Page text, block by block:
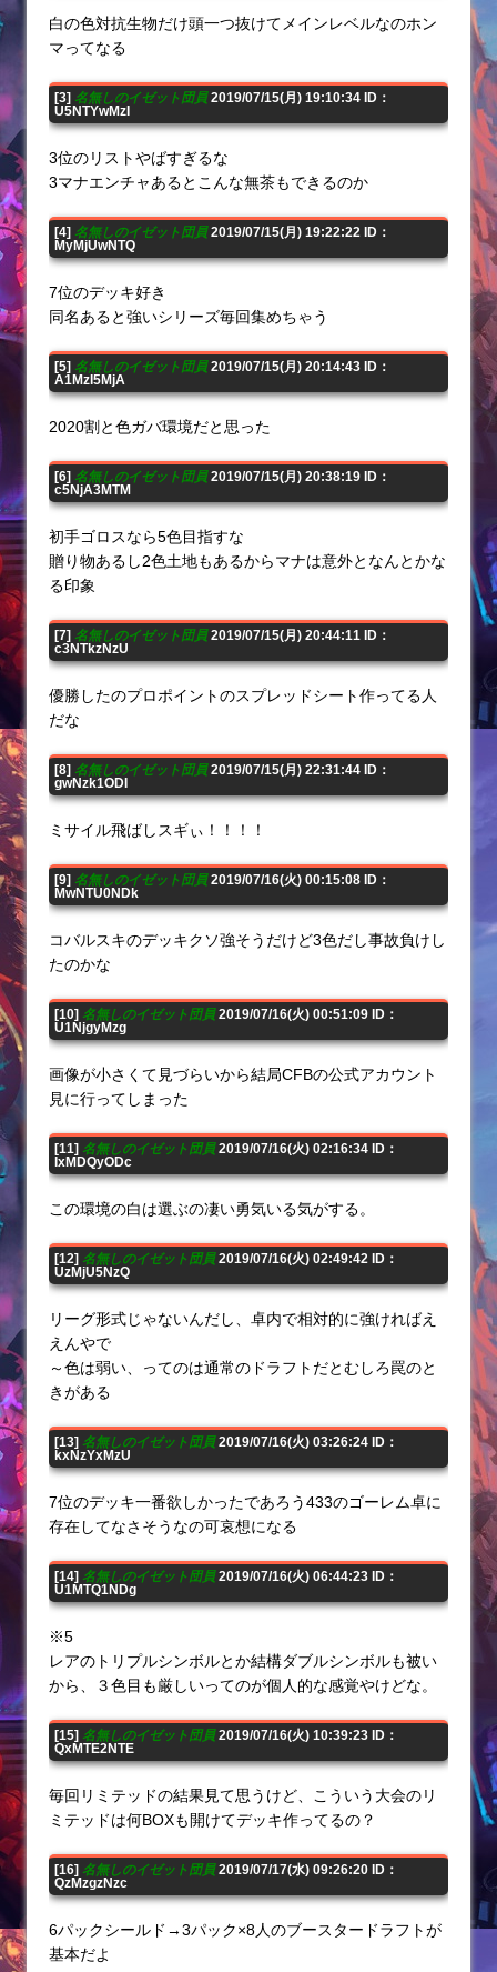
白の色対抗生物だけ頭一つ抜けてメインレベルなのホン
マってなる
[3] 名無しのイゼット団員2019/07/15(月) 19:10:34 ID：
U5NTYwMzI
3位のリストやばすぎるな
3マナエンチャあるとこんな無茶もできるのか
[4] 名無しのイゼット団員2019/07/15(月) 19:22:22 ID：
MyMjUwNTQ
7位のデッキ好き
同名あると強いシリーズ毎回集めちゃう
[5] 名無しのイゼット団員2019/07/15(月) 20:14:43 ID：
A1MzI5MjA
2020割と色ガバ環境だと思った
[6] 名無しのイゼット団員2019/07/15(月) 20:38:19 ID：
c5NjA3MTM
初手ゴロスなら5色目指すな
贈り物あるし2色土地もあるからマナは意外となんとかな
る印象
[7] 名無しのイゼット団員2019/07/15(月) 20:44:11 ID：
c3NTkzNzU
優勝したのプロポイントのスプレッドシート作ってる人
だな
[8] 名無しのイゼット団員2019/07/15(月) 22:31:44 ID：
gwNzk1ODI
ミサイル飛ばしスギぃ！！！！
[9] 名無しのイゼット団員2019/07/16(火) 00:15:08 ID：
MwNTU0NDk
コバルスキのデッキクソ強そうだけど3色だし事故負けし
たのかな
[10] 名無しのイゼット団員2019/07/16(火) 00:51:09 ID：
U1NjgyMzg
画像が小さくて見づらいから結局CFBの公式アカウント
見に行ってしまった
[11] 名無しのイゼット団員2019/07/16(火) 02:16:34 ID：
IxMDQyODc
この環境の白は選ぶの凄い勇気いる気がする。
[12] 名無しのイゼット団員2019/07/16(火) 02:49:42 ID：
UzMjU5NzQ
リーグ形式じゃないんだし、卓内で相対的に強ければえ
えんやで
～色は弱い、ってのは通常のドラフトだとむしろ罠のと
きがある
[13] 名無しのイゼット団員2019/07/16(火) 03:26:24 ID：
kxNzYxMzU
7位のデッキ一番欲しかったであろう433のゴーレム卓に
存在してなさそうなの可哀想になる
[14] 名無しのイゼット団員2019/07/16(火) 06:44:23 ID：
U1MTQ1NDg
※5
レアのトリプルシンボルとか結構ダブルシンボルも被い
から、３色目も厳しいってのが個人的な感覚やけどな。
[15] 名無しのイゼット団員2019/07/16(火) 10:39:23 ID：
QxMTE2NTE
毎回リミテッドの結果見て思うけど、こういう大会のリ
ミテッドは何BOXも開けてデッキ作ってるの？
[16] 名無しのイゼット団員2019/07/17(水) 09:26:20 ID：
QzMzgzNzc
6パックシールド→3パック×8人のブースタードラフトが
基本だよ